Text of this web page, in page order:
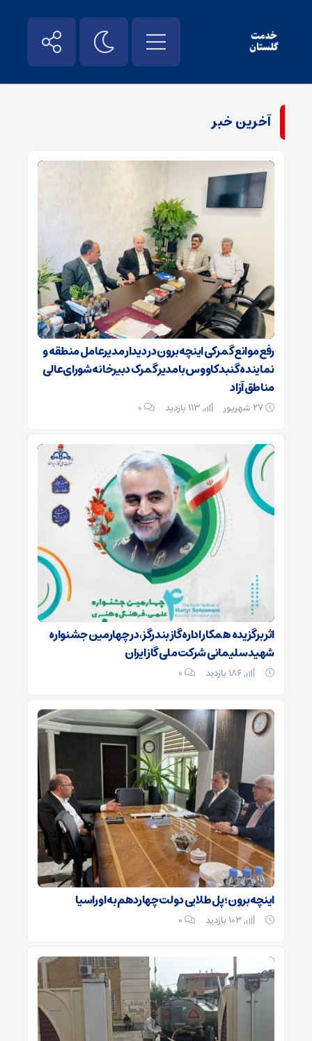
آخرین خبر
رفع موانع گمرکی اینچه‌برون در دیدار مدیرعامل منطقه و
نماینده گنبدکاووس با مدیر گمرک دبیرخانه شورای‌عالی
مناطق آزاد
۰
اثر برگزیده همکار اداره گاز بندرگز ،در چهارمین جشنواره
شهید سلیمانی شرکت ملی گاز ایران
۰
اینچه‌برون؛ پل طلایی دولت چهاردهم به اوراسیا
۰